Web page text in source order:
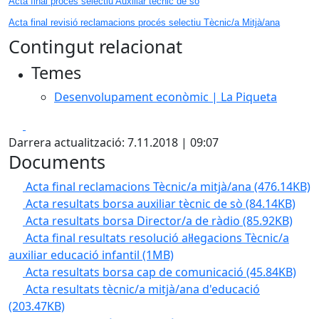
Acta final revisió reclamacions procés selectiu Tècnic/a Mitjà/ana
Contingut relacionat
Temes
Desenvolupament econòmic | La Piqueta
Darrera actualització: 7.11.2018 | 09:07
Documents
Acta final reclamacions Tècnic/a mitjà/ana (476.14KB)
Acta resultats borsa auxiliar tècnic de sò (84.14KB)
Acta resultats borsa Director/a de ràdio (85.92KB)
Acta final resultats resolució al·legacions Tècnic/a
auxiliar educació infantil (1MB)
Acta resultats borsa cap de comunicació (45.84KB)
Acta resultats tècnic/a mitjà/ana d'educació
(203.47KB)